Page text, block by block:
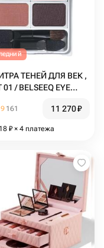
ТЕНЕЙ ДЛЯ ВЕК ,
/ BELSEEQ EYE
161 11 270₽
₽ × 4 платежа